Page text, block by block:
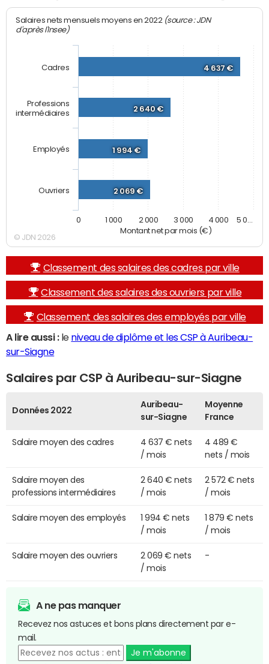
Montant net par mois (€)
Salaires nets mensuels moyens en 2022 (source : JDN
d'après l'Insee)
4 637 €
2 640 €
1 994 €
2 069 €
Cadres
Professions
intermédiaires
Employés
Ouvriers
0 1 000 2 000 3 000 4 000 5 0…
© JDN 2026
Classement des salaires des cadres par ville
Classement des salaires des ouvriers par ville
Classement des salaires des employés par ville
A lire aussi :le niveau de diplôme et les CSP à Auribeau-
sur-Siagne
Salaires par CSP à Auribeau-sur-Siagne
Données 2022
Auribeau-
sur-Siagne
Moyenne
France
Salaire moyen des cadres
4 637 € nets
/ mois
4 489 €
nets / mois
Salaire moyen des
professions intermédiaires
2 640 € nets
/ mois
2 572 € nets
/ mois
Salaire moyen des employés
1 994 € nets
/ mois
1 879 € nets
/ mois
Salaire moyen des ouvriers
2 069 € nets
/ mois
-
A ne pas manquer
Recevez nos astuces et bons plans directement par e-
mail.
Je m'abonne